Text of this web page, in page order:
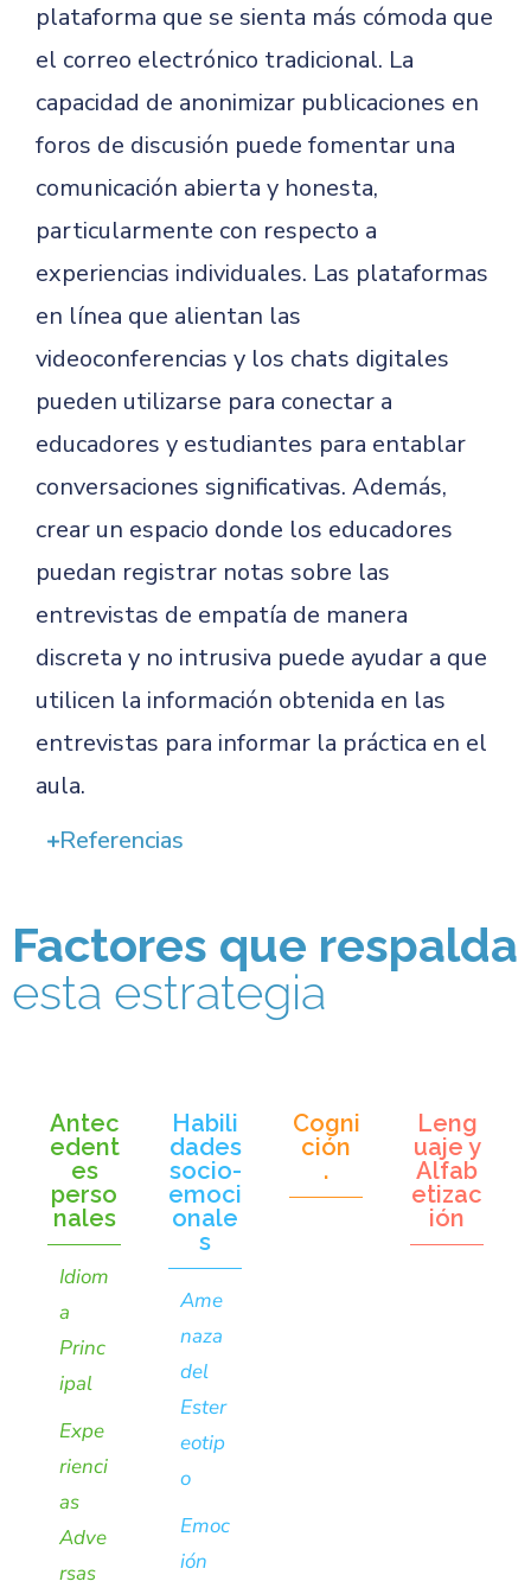
plataforma que se sienta más cómoda que
el correo electrónico tradicional. La
capacidad de anonimizar publicaciones en
foros de discusión puede fomentar una
comunicación abierta y honesta,
particularmente con respecto a
experiencias individuales. Las plataformas
en línea que alientan las
videoconferencias y los chats digitales
pueden utilizarse para conectar a
educadores y estudiantes para entablar
conversaciones significativas. Además,
crear un espacio donde los educadores
puedan registrar notas sobre las
entrevistas de empatía de manera
discreta y no intrusiva puede ayudar a que
utilicen la información obtenida en las
entrevistas para informar la práctica en el
aula.
Referencias
Factores que respalda
esta estrategia
Antec
edent
es
perso
nales
Idiom
a
Princ
ipal
Expe
rienci
as
Adve
rsas
Habili
dades
socio-
emoci
onale
s
Ame
naza
del
Ester
eotip
o
Emoc
ión
Cogni
ción
.
Leng
uaje y
Alfab
etizac
ión